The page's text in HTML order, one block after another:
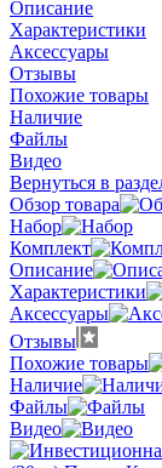
Описание
Характеристики
Аксессуары
Отзывы
Похожие товары
Наличие
Файлы
Видео
Вернуться в
Обзор товара
Набор
Комплект
Описание
Характеристики
Аксессуары
Отзывы
Похожие товары
Наличие
Файлы
Видео